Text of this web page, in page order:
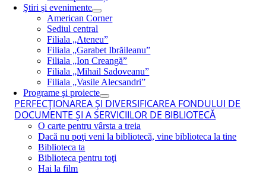
Ştiri şi evenimente
American Corner
Sediul central
Filiala „Ateneu”
Filiala „Garabet Ibrăileanu”
Filiala „Ion Creangă”
Filiala „Mihail Sadoveanu”
Filiala „Vasile Alecsandri”
Programe şi proiecte
PERFECŢIONAREA ŞI DIVERSIFICAREA FONDULUI DE
DOCUMENTE ŞI A SERVICIILOR DE BIBLIOTECĂ
O carte pentru vârsta a treia
Dacă nu poţi veni la bibliotecă, vine biblioteca la tine
Biblioteca ta
Biblioteca pentru toţi
Hai la film